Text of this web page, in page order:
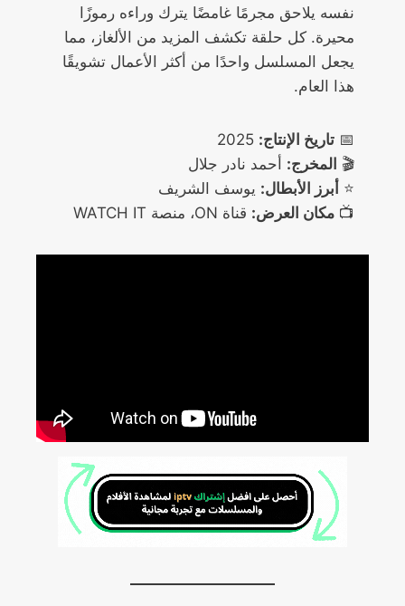
نفسه يلاحق مجرمًا غامضًا يترك وراءه رموزًا
محيرة. كل حلقة تكشف المزيد من الألغاز، مما
يجعل المسلسل واحدًا من أكثر الأعمال تشويقًا
هذا العام.
📅 تاريخ الإنتاج:
🎬 المخرج: أحمد نادر جلال
⭐ أبرز الأبطال: يوسف الشريف
📺 مكان العرض: قناة ON، منصة WATCH IT